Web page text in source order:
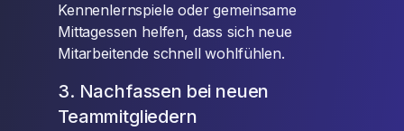
Kennenlernspiele oder gemeinsame
Mittagessen helfen, dass sich neue
Mitarbeitende schnell wohlfühlen.
3. Nachfassen bei neuen
Teammitgliedern